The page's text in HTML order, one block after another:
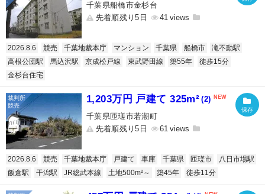
千葉県船橋市金杉台
先着順残り5日
41
2026.8.6 競売 千葉地裁本庁 マンション 千葉県 船橋市
滝不動駅
高根公団駅
馬込沢駅 京成松戸線 東武野田線 築55年
徒歩15分
金杉台住宅
1,203万円 戸建て 325m² (2)
千葉県匝瑳市若潮町
先着順残り5日
61
2026.8.6 競売 千葉地裁本庁 戸建て 車庫 千葉県 匝瑳市
八日市場駅
飯倉駅
干潟駅 JR総武本線 土地500m²～ 築45年 徒歩11分